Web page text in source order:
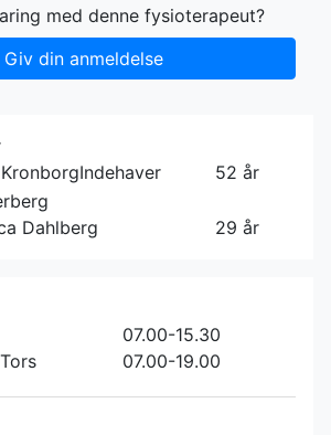
med denne fysioterapeut?
Giv din anmeldelse
Indehaver
52 år
Dahlberg
29 år
07.00-15.30
07.00-19.00